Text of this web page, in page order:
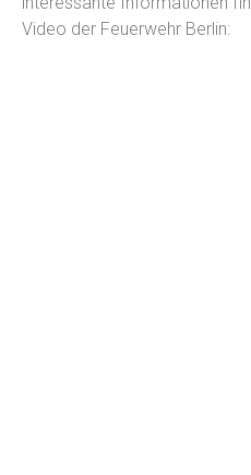
Video der Feuerwehr Berlin: